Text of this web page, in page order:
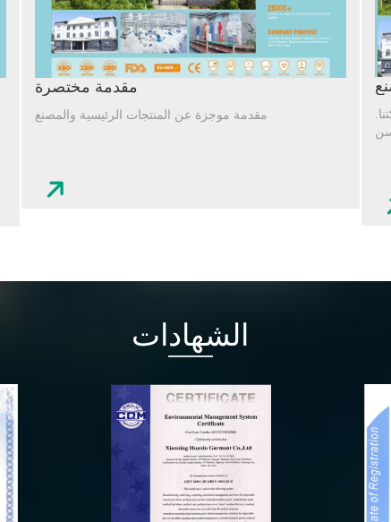
مقدمة مختصرة
مقدمة موجزة عن المنتجات الرئيسية والمصنع
الشهادات